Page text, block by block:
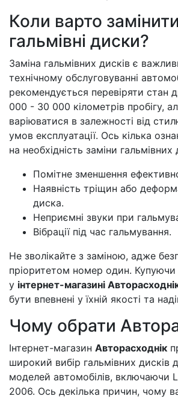
Коли варто замінити
гальмівні диски?
Заміна гальмівних дисків є
технічному обслуговуванні
рекомендується перевіряти стан
000 - 30 000 кілометрів пробігу,
варіюватися в залежності від
умов експлуатації. Ось кілька
на необхідність заміни гальмівних
Помітне зменшення
Наявність тріщин або
диска.
Неприємні звуки при
Вібрації під час гальмування.
Не зволікайте з заміною, адже
пріоритетом номер один. Купуючи
у інтернет-магазині
бути впевнені у їхній якості та
Чому обрати
Інтернет-магазин Авторасходнік
широкий вибір гальмівних дисків
моделей автомобілів, включаючи
2006. Ось декілька причин, чому